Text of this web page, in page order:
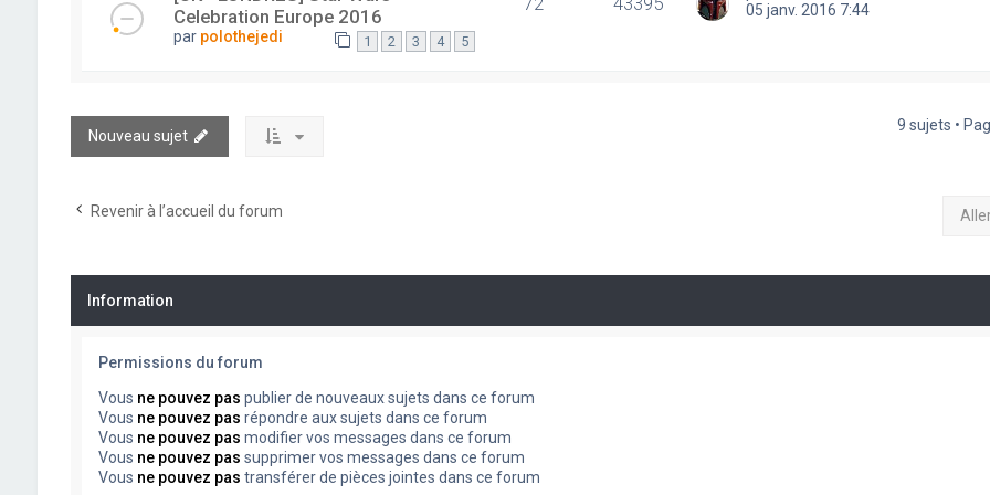
Celebration Europe 2016
par polothejedi 1 2 3 4 5
05 janv. 2016 7:44
Nouveau sujet
9 sujets •
Revenir à l’accueil du forum
Information
Permissions du forum
Vous ne pouvez pas publier de nouveaux sujets dans ce forum
Vous ne pouvez pas répondre aux sujets dans ce forum
Vous ne pouvez pas modifier vos messages dans ce forum
Vous ne pouvez pas supprimer vos messages dans ce forum
Vous ne pouvez pas transférer de pièces jointes dans ce forum